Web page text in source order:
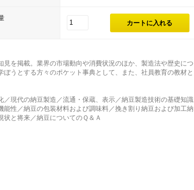
を掲載。業界の市場動向や消費状況のほか、製造法や歴史につ
うとする方々のポケット事典として、また、社員教育の教材と
／現代の納豆製造／流通・保蔵、表示／納豆製造技術の基礎知識
能性／納豆の包装材料および調味料／挽き割り納豆および加工納
と将来／納豆についてのＱ＆Ａ